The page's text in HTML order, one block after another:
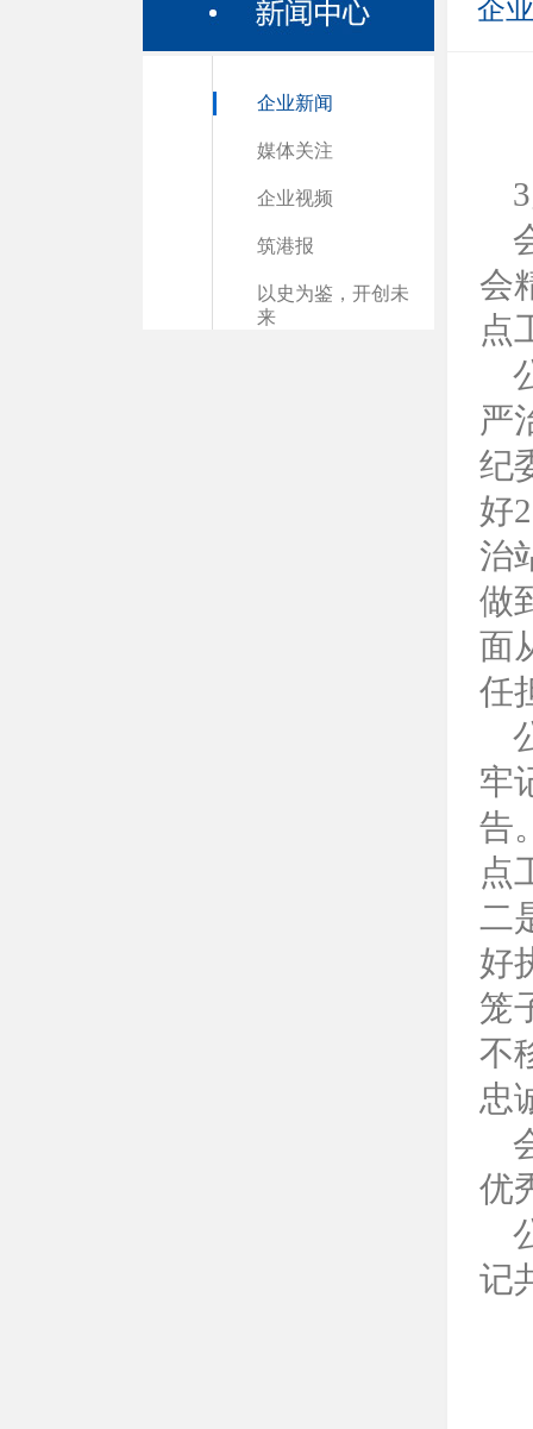
企业新闻
媒体关注
企业视频
筑港报
以史为鉴，开创未
来
企
会
点
严
纪
好
治
做
面
任
牢
告
点
二
好
笼
不
忠
优
记